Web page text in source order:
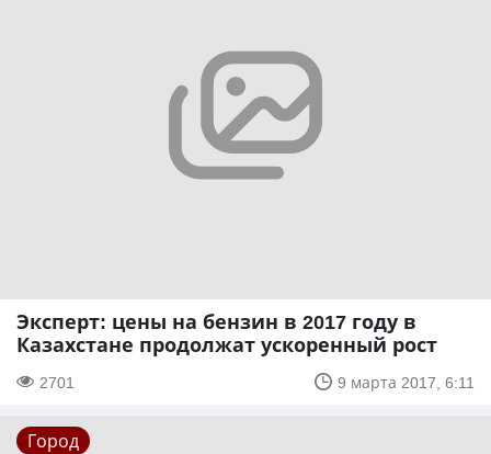
Эксперт: цены на бензин в 2017 году в
Казахстане продолжат ускоренный рост
2701 9 марта 2017, 6:11
Город